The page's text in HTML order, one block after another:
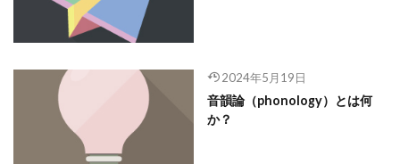
2024年5月19日
音韻論（phonology）とは何
か？